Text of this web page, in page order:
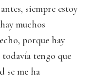
siempre estoy
muchos
porque hay
todavía tengo que
se me ha